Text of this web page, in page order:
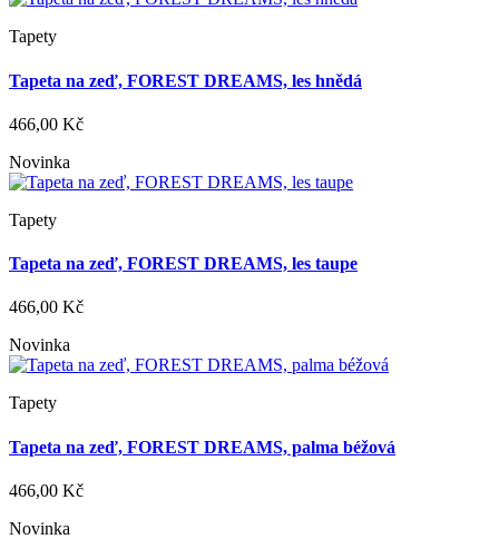
Tapety
Tapeta na zeď, FOREST DREAMS, les hnědá
466,00 Kč
Novinka
Tapety
Tapeta na zeď, FOREST DREAMS, les taupe
466,00 Kč
Novinka
Tapety
Tapeta na zeď, FOREST DREAMS, palma béžová
466,00 Kč
Novinka